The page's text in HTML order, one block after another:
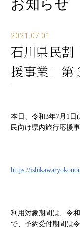
よ
お
よ
お
お知らせ
2021.07.01
石川県民割
援事業」第
本日、令和3年7月1
民向け県内旅行応援
https://
利用対象期間は、令
で、予約受付期間は